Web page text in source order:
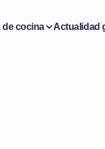
de cocina Actualidad